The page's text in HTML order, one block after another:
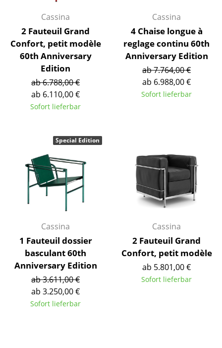
Esstische
Beistelltische
Couchtische
Schreibtische
Sekretäre & PC-Tische
Stehtische & Stehpulte
Kindertische
Gartentische
Servierwagen
Einzelteile
... alle Tische
Aufbewahren
Regale & Schränke
Cassina
2 Fauteuil Grand
Confort, petit modèle
60th Anniversary
Edition
ab 6.788,00 €
ab 6.110,00 €
Sofort lieferbar
Cassina
4 Chaise longue à
reglage continu 60th
Anniversary Edition
ab 7.764,00 €
ab 6.988,00 €
Sofort lieferbar
Cassina
1 Fauteuil dossier
basculant 60th
Anniversary Edition
ab 3.611,00 €
ab 3.250,00 €
Sofort lieferbar
Special Edition
Cassina
2 Fauteuil Grand
Confort, petit modèle
ab 5.801,00 €
Sofort lieferbar